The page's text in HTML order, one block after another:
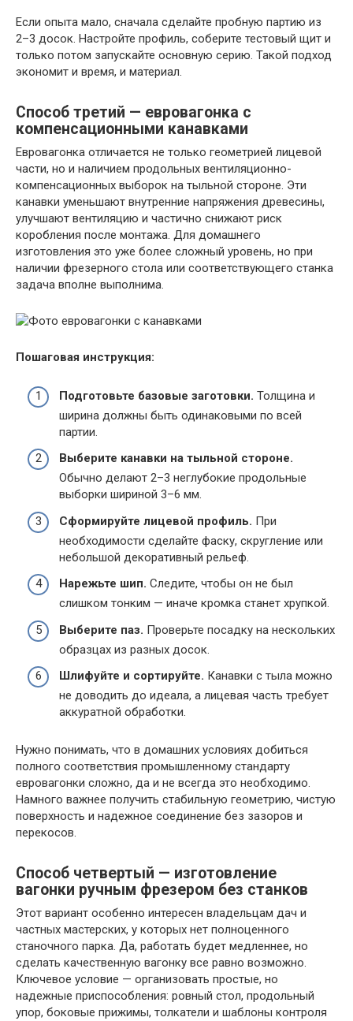
Если опыта мало, сначала сделайте пробную партию из
2–3 досок. Настройте профиль, соберите тестовый щит и
только потом запускайте основную серию. Такой подход
экономит и время, и материал.
Способ третий — евровагонка с
компенсационными канавками
Евровагонка отличается не только геометрией лицевой
части, но и наличием продольных вентиляционно-
компенсационных выборок на тыльной стороне. Эти
канавки уменьшают внутренние напряжения древесины,
улучшают вентиляцию и частично снижают риск
коробления после монтажа. Для домашнего
изготовления это уже более сложный уровень, но при
наличии фрезерного стола или соответствующего станка
задача вполне выполнима.
Пошаговая инструкция:
Подготовьте базовые заготовки. Толщина и
ширина должны быть одинаковыми по всей
партии.
Выберите канавки на тыльной стороне.
Обычно делают 2–3 неглубокие продольные
выборки шириной 3–6 мм.
Сформируйте лицевой профиль. При
необходимости сделайте фаску, скругление или
небольшой декоративный рельеф.
Нарежьте шип. Следите, чтобы он не был
слишком тонким — иначе кромка станет хрупкой.
Выберите паз. Проверьте посадку на нескольких
образцах из разных досок.
Шлифуйте и сортируйте. Канавки с тыла можно
не доводить до идеала, а лицевая часть требует
аккуратной обработки.
Нужно понимать, что в домашних условиях добиться
полного соответствия промышленному стандарту
евровагонки сложно, да и не всегда это необходимо.
Намного важнее получить стабильную геометрию, чистую
поверхность и надежное соединение без зазоров и
перекосов.
Способ четвертый — изготовление
вагонки ручным фрезером без станков
Этот вариант особенно интересен владельцам дач и
частных мастерских, у которых нет полноценного
станочного парка. Да, работать будет медленнее, но
сделать качественную вагонку все равно возможно.
Ключевое условие — организовать простые, но
надежные приспособления: ровный стол, продольный
упор, боковые прижимы, толкатели и шаблоны контроля